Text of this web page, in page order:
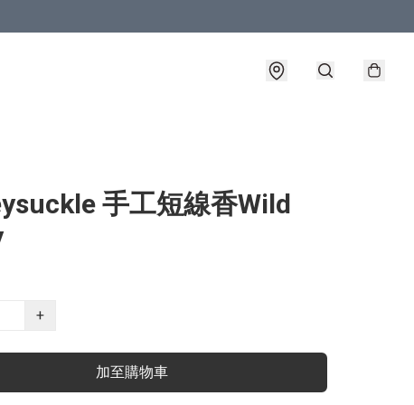
手工短線香Wild
+
加至購物車